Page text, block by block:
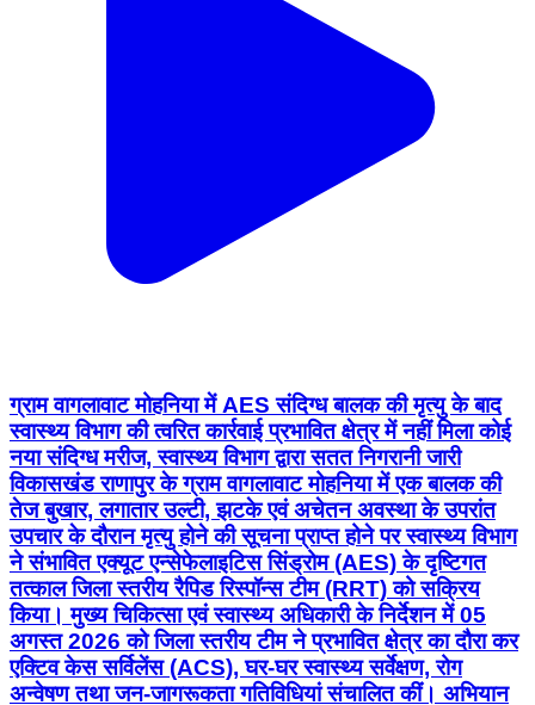
ग्राम वागलावाट मोहनिया में AES संदिग्ध बालक की मृत्यु के बाद
स्वास्थ्य विभाग की त्वरित कार्रवाई प्रभावित क्षेत्र में नहीं मिला कोई
नया संदिग्ध मरीज, स्वास्थ्य विभाग द्वारा सतत निगरानी जारी
विकासखंड राणापुर के ग्राम वागलावाट मोहनिया में एक बालक की
तेज बुखार, लगातार उल्टी, झटके एवं अचेतन अवस्था के उपरांत
उपचार के दौरान मृत्यु होने की सूचना प्राप्त होने पर स्वास्थ्य विभाग
ने संभावित एक्यूट एन्सेफेलाइटिस सिंड्रोम (AES) के दृष्टिगत
तत्काल जिला स्तरीय रैपिड रिस्पॉन्स टीम (RRT) को सक्रिय
किया। मुख्य चिकित्सा एवं स्वास्थ्य अधिकारी के निर्देशन में 05
अगस्त 2026 को जिला स्तरीय टीम ने प्रभावित क्षेत्र का दौरा कर
एक्टिव केस सर्विलेंस (ACS), घर-घर स्वास्थ्य सर्वेक्षण, रोग
अन्वेषण तथा जन-जागरूकता गतिविधियां संचालित कीं। अभियान